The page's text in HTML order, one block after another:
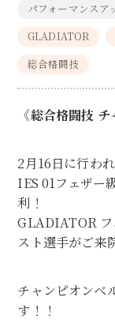
パフォーマンスア
GLADIATOR
総合格闘技
《総合格闘技
2月16日に行わ
IES 01フェザー
利！
GLADIATOR フ
スト選手がご来
チャンピオンベ
す！！